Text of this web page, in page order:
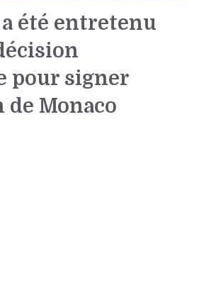
été entretenu
pour signer
de Monaco